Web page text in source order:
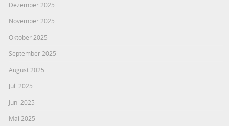
Dezember 2025
November 2025
Oktober 2025
September 2025
August 2025
Juli 2025
Juni 2025
Mai 2025